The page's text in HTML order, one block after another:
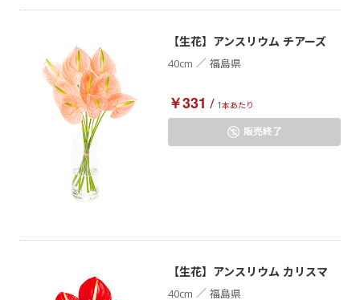
【生花】アンスリウム チアーズ
40cm ／ 福島県
￥331 / 1本あたり
販売終了
【生花】アンスリウム カリスマ
40cm ／ 福島県